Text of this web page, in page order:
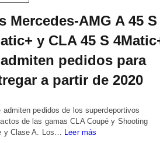
Mercedes-AMG A 45 S
y CLA 45 S
pedidos para
a partir de 2020
admiten pedidos de los superdeportivos
de las gamas CLA Coupé y Shooting
y Clase A. Los…
Leer más